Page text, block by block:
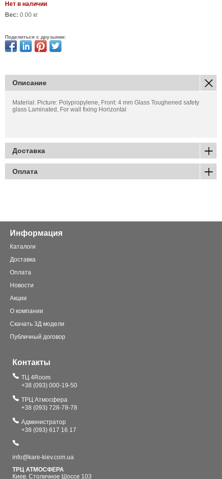
Нет в наличии
Вес: 0.00 кг
Поделиться с друзьями:
Описание
Material: Picture: Polypropylene, Front: 4 mm Glass Toughened safety
glass Laminated, For wall fixing Horizontal
Доставка
Оплата
Информация
Каталоги
Доставка
Оплата
Новости
Акции
О компании
Скачать 3Д модели
Публичный договор
Контакты
ТЦ 4Room
+38 (093) 000-19-50
ТРЦ Атмосфера
+38 (093) 728-78-78
Администратор
+38 (093) 617 16 17
info@kare-kiev.com.ua
ТРЦ АТМОСФЕРА
Киев. Столичное Шоссе 103